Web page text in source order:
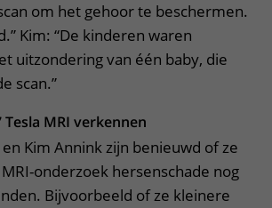
om het gehoor te beschermen.
Kim: “De kinderen waren
uitzondering van één baby, die
scan.”
MRI verkennen
Kim Annink zijn benieuwd of ze
onderzoek hersenschade nog
Bijvoorbeeld of ze kleinere